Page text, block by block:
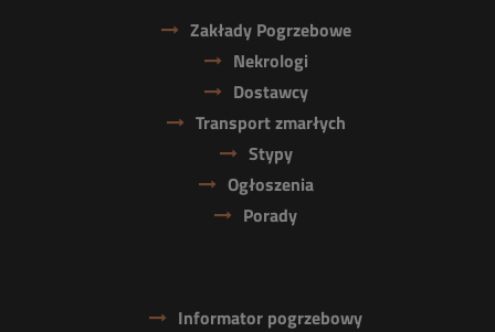
Zakłady Pogrzebowe
Nekrologi
Dostawcy
Transport zmarłych
Stypy
Ogłoszenia
Porady
Informator pogrzebowy